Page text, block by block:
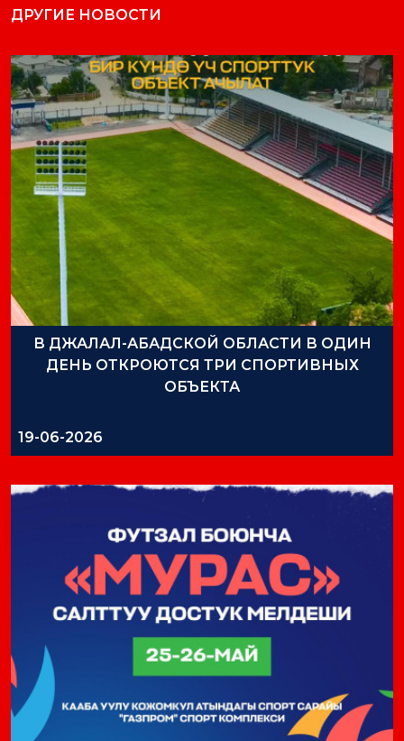
ДРУГИЕ НОВОСТИ
В ДЖАЛАЛ-АБАДСКОЙ ОБЛАСТИ В ОДИН
ДЕНЬ ОТКРОЮТСЯ ТРИ СПОРТИВНЫХ
ОБЪЕКТА
19-06-2026